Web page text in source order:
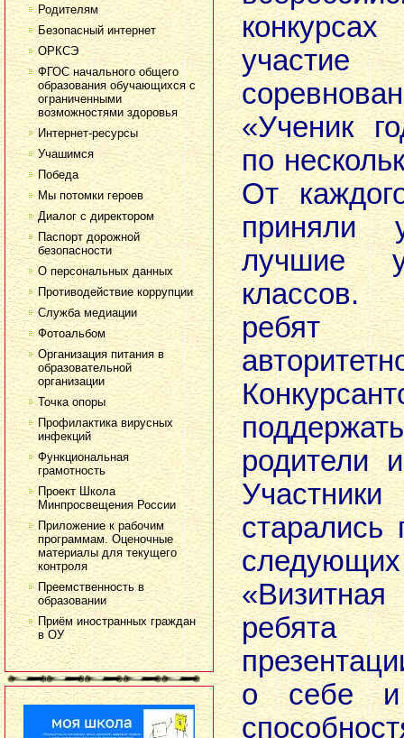
Родителям
Безопасный интернет
ОРКСЭ
ФГОС начального общего
образования обучающихся с
ограниченными
возможностями здоровья
Интернет-ресурсы
Учашимся
Победа
Мы потомки героев
Диалог с директором
Паспорт дорожной
безопасности
О персональных данных
Противодействие коррупции
Служба медиации
Фотоальбом
Организация питания в
образовательной
организации
Точка опоры
Профилактика вирусных
инфекций
Функциональная
грамотность
Проект Школа
Минпросвещения России
Приложение к рабочим
программам. Оценочные
материалы для текущего
контроля
Преемственность в
образовании
Приём иностранных граждан
в ОУ
участие
«Ученик
по
От
приняли
лучшие
ребят
родители
старались
о себе и